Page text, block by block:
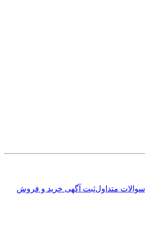
سوالات متداولثبت آگهی خرید و فروش